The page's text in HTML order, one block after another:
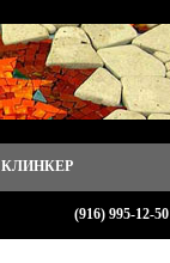
КЛИНКЕР
(916) 995-12-50